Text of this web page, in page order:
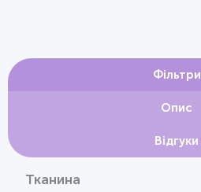
Фільтри
Опис
Відгуки
Тканина